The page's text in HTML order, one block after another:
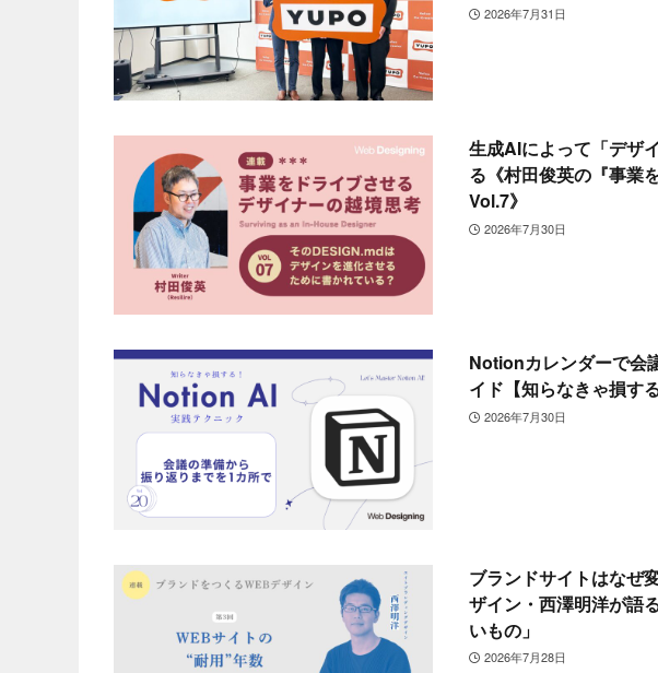
2026年7月31日
生成AIによって「デザ
る《村田俊英の『事業
Vol.7》
2026年7月30日
Notionカレンダーで会
イド【知らなきゃ損す
2026年7月30日
ブランドサイトはなぜ
ザイン・西澤明洋が語
いもの」
2026年7月28日